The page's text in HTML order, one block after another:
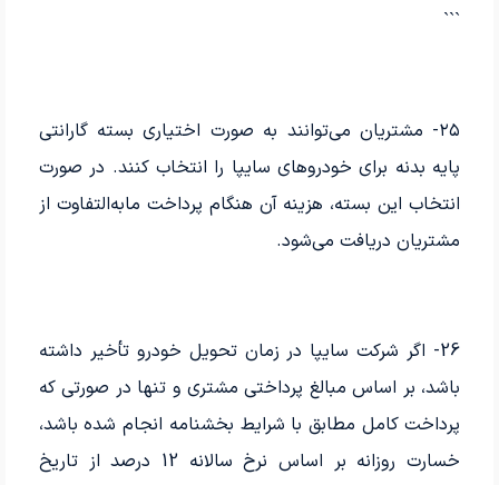
```
۲۵- مشتریان می‌توانند به صورت اختیاری بسته گارانتی
پایه بدنه برای خودروهای سایپا را انتخاب کنند. در صورت
انتخاب این بسته، هزینه آن هنگام پرداخت مابه‌التفاوت از
مشتریان دریافت می‌شود.
26- اگر شرکت سایپا در زمان تحویل خودرو تأخیر داشته
باشد، بر اساس مبالغ پرداختی مشتری و تنها در صورتی که
پرداخت کامل مطابق با شرایط بخشنامه انجام شده باشد،
خسارت روزانه بر اساس نرخ سالانه 12 درصد از تاریخ